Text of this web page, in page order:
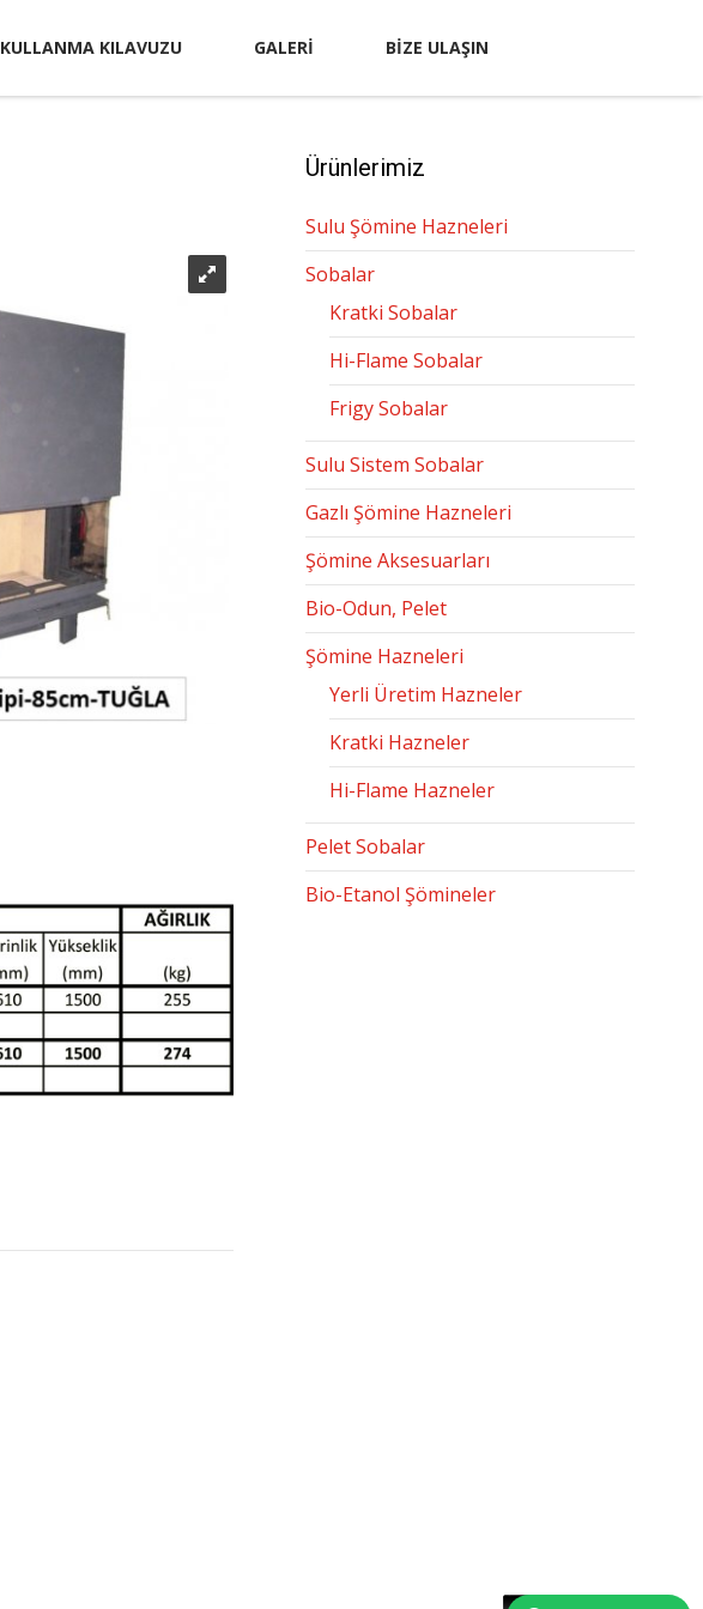
KULLANMA KILAVUZU GALERI BIZE ULAŞIN
Ürünlerimiz
Sulu Şömine Hazneleri
Sobalar
Kratki Sobalar
Hi-Flame Sobalar
Frigy Sobalar
Sulu Sistem Sobalar
Gazlı Şömine Hazneleri
Şömine Aksesuarları
Bio-Odun, Pelet
Şömine Hazneleri
Yerli Üretim Hazneler
Kratki Hazneler
Hi-Flame Hazneler
Pelet Sobalar
Bio-Etanol Şömineler